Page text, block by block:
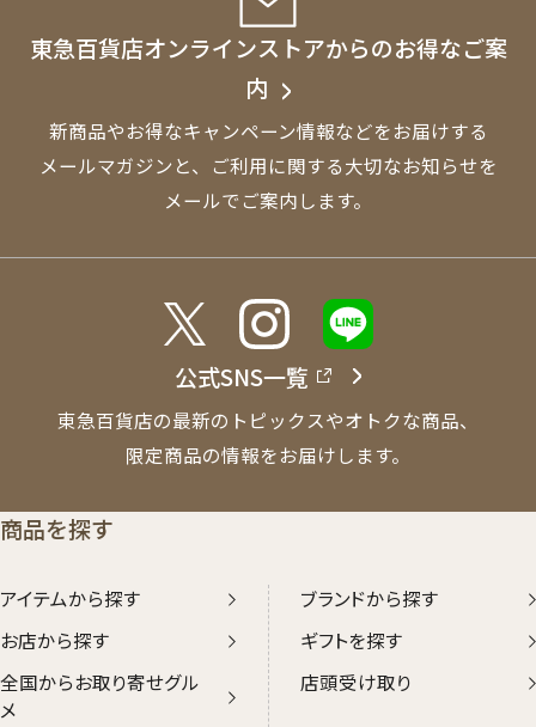
東急百貨店オンラインストアからのお得なご案
内
新商品やお得なキャンペーン情報などをお届けする
メールマガジンと、
ご利用に関する大切なお知らせを
メールでご案内します。
公式SNS一覧
東急百貨店の最新のトピックスやオトクな商品、
限定商品の情報をお届けします。
商品を探す
アイテムから探す
ブランドから探す
お店から探す
ギフトを探す
全国からお取り寄せグル
メ
店頭受け取り